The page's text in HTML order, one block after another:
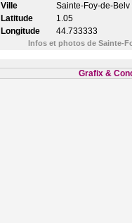
Ville
Sainte-Foy-de-Belv
Latitude
1.05
Longitude
44.733333
Infos et photos de Sainte-
Grafix &